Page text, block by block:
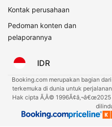
Kontak perusahaan
Pedoman konten dan
pelaporannya
IDR
Booking.com merupakan bagian
terkemuka di dunia untuk
Hak cipta Ã‚Â©